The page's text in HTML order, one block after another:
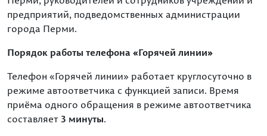
предприятий, подведомственных администрации
города Перми.
Порядок работы телефона «Горячей линии»
Телефон «Горячей линии» работает круглосуточно в
режиме автоответчика с функцией записи. Время
приёма одного обращения в режиме автоответчика
составляет3 минуты.